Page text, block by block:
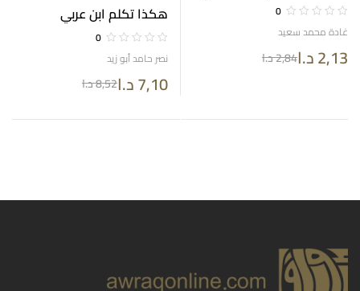
الخط الحر
0
غادة محمد سعيد
2,84د.ا 2,13د.ا
هكذا تكلم ابن عربي
0
نصر حامد أبو زيد
8,52د.ا 7,10د.ا